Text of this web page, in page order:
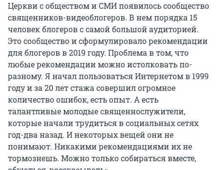
Церкви с обществом и СМИ появилось сообщество
священников-видеоблогеров. В нем порядка 15
человек блогеров с самой большой аудиторией.
Это сообщество и сформулировало рекомендации
для блогеров в 2019 году. Проблема в том, что
любые рекомендации можно истолковать по-
разному. Я начал пользоваться Интернетом в 1999
году и за 20 лет стажа совершил огромное
количество ошибок, есть опыт. А есть
талантливые молодые священнослужители,
которые начали трудиться в социальных сетях
год-два назад. И некоторых вещей они не
понимают. Никакими рекомендациями их не
тормознешь. Можно только собираться вместе,